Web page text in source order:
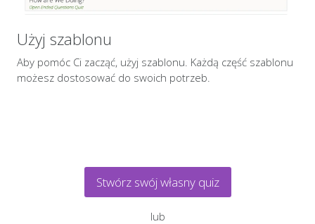
Użyj szablonu
Aby pomóc Ci zacząć, użyj szablonu. Każdą część szablonu
możesz dostosować do swoich potrzeb.
Stwórz swój własny quiz
lub